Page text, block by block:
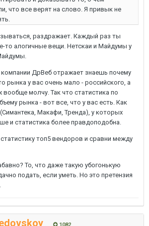
что все верят на слово. Я привык не
раздражает. Каждый раз ты
то алогичные вещи. Нетскаи и Майдумы у
ДрВеб отражает знаешь почему
рынка у вас очень мало - российского, а
молчу. Так что статистика по
рынка - вот все, что у вас есть. Как
Макафи, Тренда), у которых
и статистика более правдоподобна.
статистику топ5 вендоров и сравни между
То, что даже такую убогонькую
подать, если уметь. Но это претензия